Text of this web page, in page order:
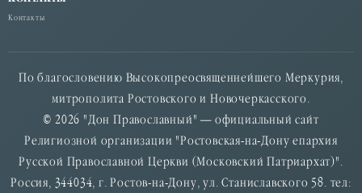
Контакты
По благословению Высокопреосвященнейшего Меркурия,
митрополита Ростовского и Новочеркасского.
© 2026 "Дон Православный" — официальный сайт
Религиозной организации "Ростовская-на-Дону епархия
Русской Православной Церкви (Московский Патриархат)".
Россия, 344034, г. Ростов-на-Дону, ул. Станиславского 58. тел: